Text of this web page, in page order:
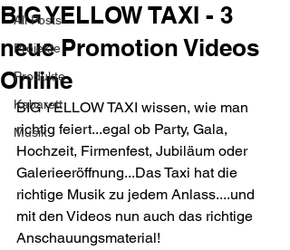
All Posts
Projekte
Produkte
Kabarett
Musik
BIG YELLOW TAXI - 3
neue Promotion Videos
Online
BIG YELLOW TAXI wissen, wie man
richtig feiert...egal ob Party, Gala,
Hochzeit, Firmenfest, Jubiläum oder
Galerieeröffnung...Das Taxi hat die
richtige Musik zu jedem Anlass....und
mit den Videos nun auch das richtige
Anschauungsmaterial!